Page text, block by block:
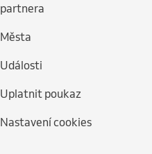
partnera
Města
Události
Uplatnit poukaz
Nastavení cookies